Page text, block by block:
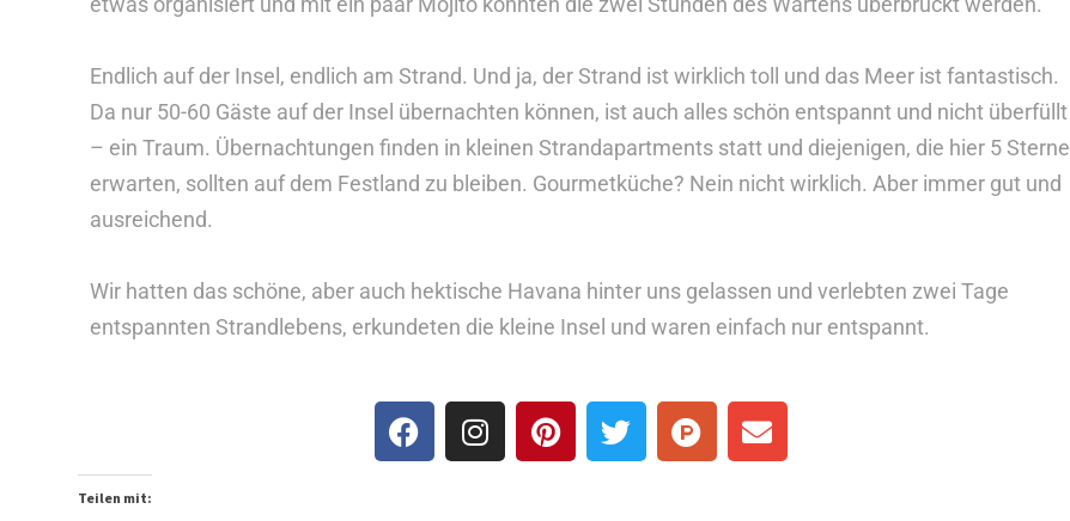
Endlich auf der Insel, endlich am Strand. Und ja, der Strand ist wirklich toll und das Meer ist fantastisch.
Da nur 50-60 Gäste auf der Insel übernachten können, ist auch alles schön entspannt und nicht überfüllt
– ein Traum. Übernachtungen finden in kleinen Strandapartments statt und diejenigen, die hier 5 Sterne
erwarten, sollten auf dem Festland zu bleiben. Gourmetküche? Nein nicht wirklich. Aber immer gut und
ausreichend.
Wir hatten das schöne, aber auch hektische Havana hinter uns gelassen und verlebten zwei Tage
entspannten Strandlebens, erkundeten die kleine Insel und waren einfach nur entspannt.
Teilen mit: